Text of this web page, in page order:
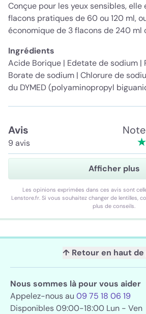
Conçue pour les yeux sensibles,
flacons pratiques de 60 ou 120 ml,
économique de 3 flacons de 240 ml
Ingrédients
Acide Borique | Edetate de sodium |
Borate de sodium | Chlorure de
du DYMED (polyaminopropyl
Avis
9 avis
Afficher plus
Les opinions exprimées dans ces avis sont
Lenstore.fr. Si vous souhaitez changer de lentilles,
plus de conseils.
↑ Retour en haut de
Nous sommes là pour vous aider
Appelez-nous au 09 75 18 06 19
Disponibles 09:00-18:00 Lun - Ven